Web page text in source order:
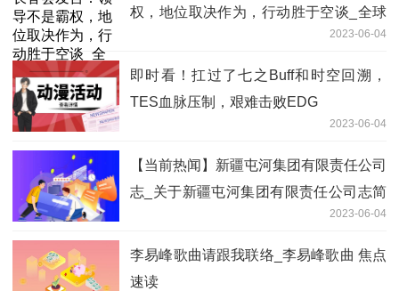
权，地位取决作为，行动胜于空谈_全球
2023-06-04
即时看！扛过了七之Buff和时空回溯，
TES血脉压制，艰难击败EDG
2023-06-04
【当前热闻】新疆屯河集团有限责任公司
志_关于新疆屯河集团有限责任公司志简
2023-06-04
李易峰歌曲请跟我联络_李易峰歌曲 焦点
速读